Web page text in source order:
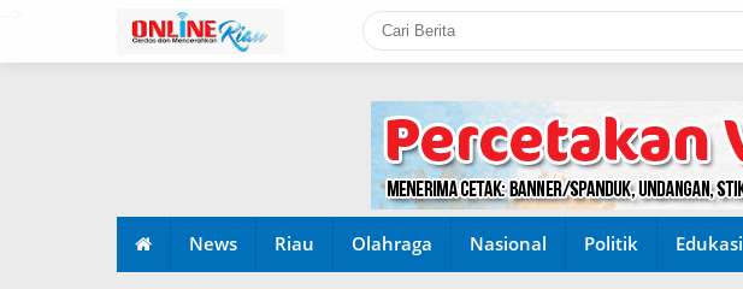
News Riau Olahraga Nasional Politik Edukasi